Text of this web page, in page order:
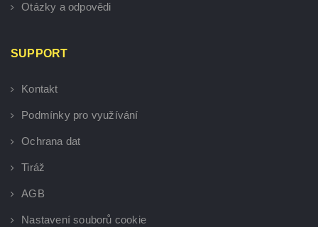
Otázky a odpovědi
SUPPORT
Kontakt
Podmínky pro využívání
Ochrana dat
Tiráž
AGB
Nastavení souborů cookie